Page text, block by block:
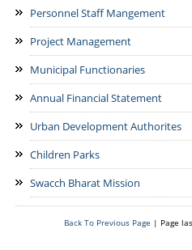
Personnel Staff Mangement
Project Management
Municipal Functionaries
Annual Financial Statement
Urban Development Authorites
Children Parks
Swacch Bharat Mission
Back To Previous Page | Page